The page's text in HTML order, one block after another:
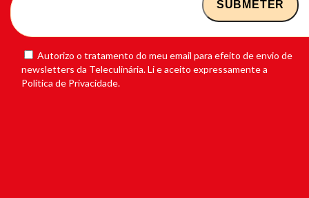
Autorizo o tratamento do meu email para efeito de envio de
newsletters da Teleculinária. Li e aceito expressamente a
Política de Privacidade.